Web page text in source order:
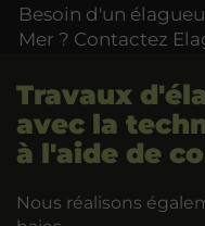
Besoin d'un
Mer ? Contactez
Travaux
avec la
à l'aide de
Nous réalisons